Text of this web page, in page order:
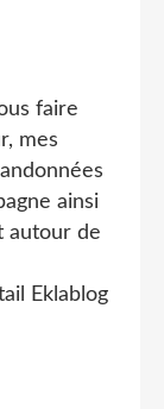
faire
mes
ainsi
autour de
Eklablog